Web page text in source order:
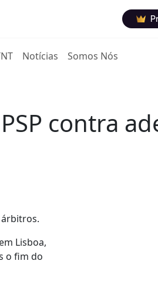
Notícias Somos Nós
contra
Lisboa,
o fim do